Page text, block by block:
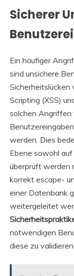
Sicherer
Ein häufiger
sind unsichere
Sicherheitslücken
Scripting (XSS)
solchen Angriffen
werden. Dies
Ebene sowohl
überprüft werden
korrekt escape-
einer Datenbank
weitergeleitet
notwendigen
diese zu